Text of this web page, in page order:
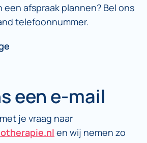
afspraak plannen? Bel ons
telefoonnummer.
een e-mail
je vraag naar
en wij nemen zo